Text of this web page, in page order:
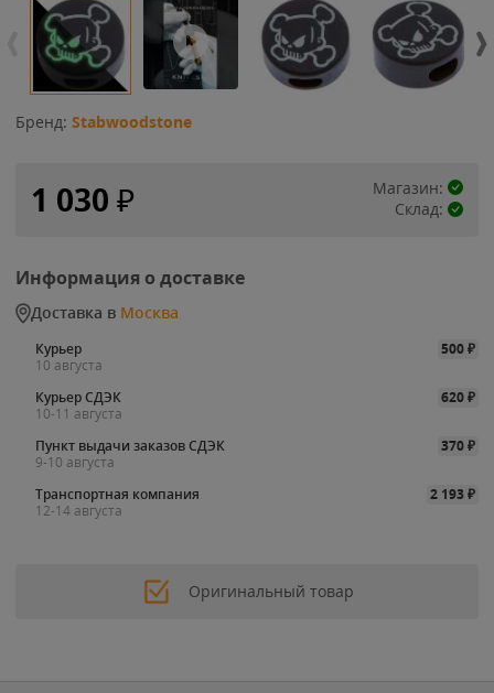
Бренд: Stabwoodstone
1 030 ₽
Магазин:
Склад:
Информация о доставке
Доставка в Москва
Курьер 500₽
10 августа
Курьер СДЭК
620₽
10-11 августа
Пункт выдачи заказов СДЭК
370₽
9-10 августа
Транспортная компания
2 193₽
12-14 августа
Оригинальный товар